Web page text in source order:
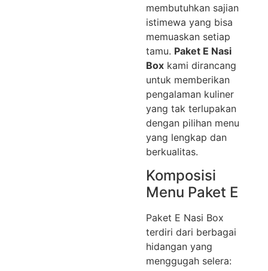
membutuhkan sajian
istimewa yang bisa
memuaskan setiap
tamu. Paket E Nasi
Box kami dirancang
untuk memberikan
pengalaman kuliner
yang tak terlupakan
dengan pilihan menu
yang lengkap dan
berkualitas.
Komposisi
Menu Paket E
Paket E Nasi Box
terdiri dari berbagai
hidangan yang
menggugah selera: